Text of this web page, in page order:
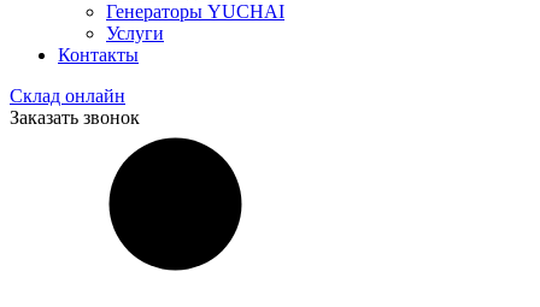
Генераторы YUCHAI
Услуги
Контакты
Склад онлайн
Заказать звонок